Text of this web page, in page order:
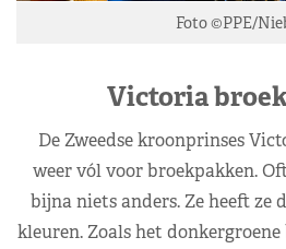
Foto ©PPE/
Victoria
De Zweedse kroonprinses
weer vól voor broekpakken.
bijna niets anders. Ze heeft ze
kleuren. Zoals het